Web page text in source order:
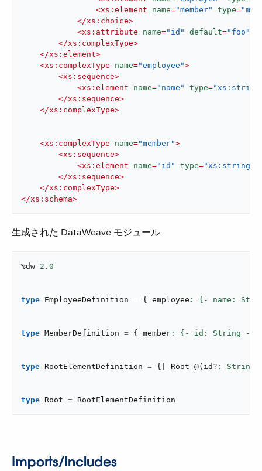
<xs:element name="member" type=
</xs:choice>
<xs:attribute name="id" default="foo"
</xs:complexType>
</xs:element>
<xs:complexType name="employee">
<xs:sequence>
<xs:element name="name" type=
</xs:sequence>
</xs:complexType>
<xs:complexType name="member">
<xs:sequence>
<xs:element name="id" type="xs:string"
</xs:sequence>
</xs:complexType>
</xs:schema>
生成された DataWeave モジュール
%dw 2.0
type EmployeeDefinition = { employee : {- name:
type MemberDefinition = { member : {- id: String -}
type RootElementDefinition = { | Root @( id ? : String):
type Root = RootElementDefinition
Imports/Includes